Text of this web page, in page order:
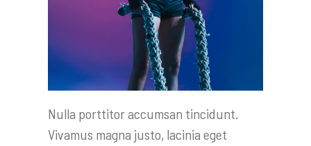
Nulla porttitor accumsan tincidunt.
Vivamus magna justo, lacinia eget